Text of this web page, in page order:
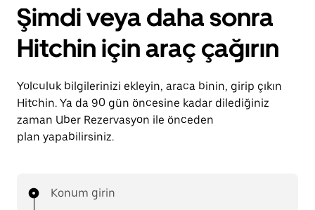
Şimdi veya daha sonra
Hitchin için araç çağırın
Yolculuk bilgilerinizi ekleyin, araca binin, girip çıkın
Hitchin. Ya da 90 gün öncesine kadar dilediğiniz
zaman Uber Rezervasyon ile önceden
plan yapabilirsiniz.
Konum girin